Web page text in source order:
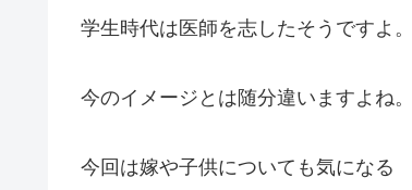
学生時代は医師を志したそうですよ。
今のイメージとは随分違いますよね。
今回は嫁や子供についても気になる